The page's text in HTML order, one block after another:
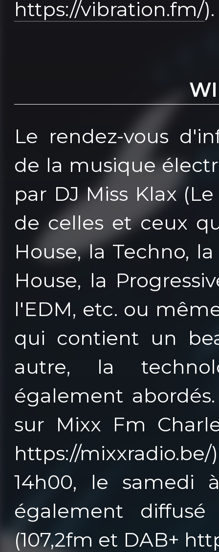
https://vibration.fm/).
Le rendez-vous
de la musique
par DJ Miss Klax
de celles et ceux
House, la Techno,
House, la
l'EDM, etc. ou
qui contient un
autre, la
également
sur Mixx Fm
https://
14h00, le samedi
également
(107,2fm et DAB+